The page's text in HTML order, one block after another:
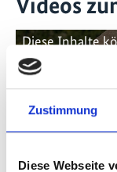
Zustimmung
Diese Webseite
Diese Inhalte
Marketing-
hier
, um die